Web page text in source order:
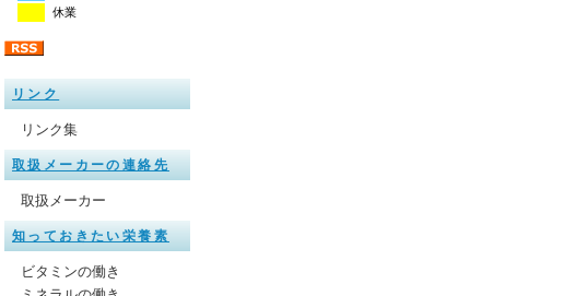
休業
リンク
リンク集
取扱メーカーの連絡先
取扱メーカー
知っておきたい栄養素
ビタミンの働き